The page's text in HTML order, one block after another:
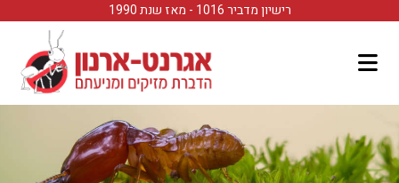
רישיון מדביר 1016 - מאז שנת 1990